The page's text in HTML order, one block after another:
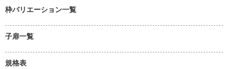
枠バリエーション一覧
子扉一覧
規格表